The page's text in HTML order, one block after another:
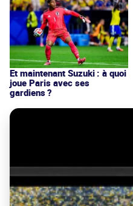
Et maintenant Suzuki : à quoi
joue Paris avec ses
gardiens ?